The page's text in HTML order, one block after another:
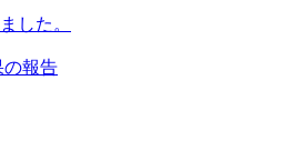
した。
の報告